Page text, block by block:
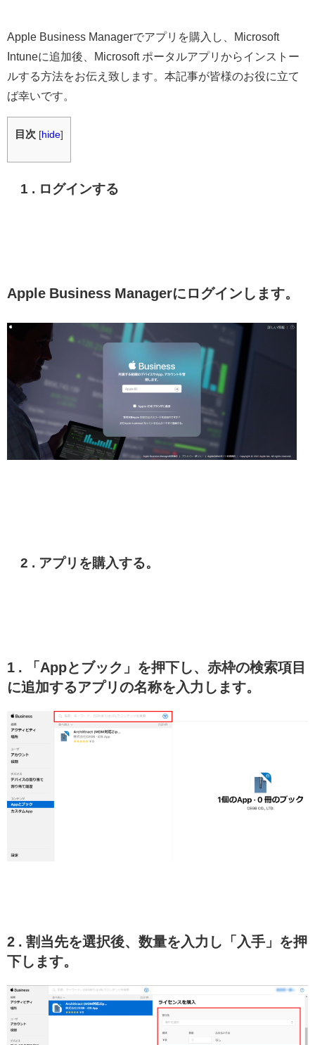
Apple Business Managerでアプリを購入し、Microsoft
Intuneに追加後、Microsoft ポータルアプリからインストー
ルする方法をお伝え致します。本記事が皆様のお役に立て
ば幸いです。
目次 [hide]
1 . ログインする
Apple Business Managerにログインします。
2 . アプリを購入する。
1 . 「Appとブック」を押下し、赤枠の検索項目
に追加するアプリの名称を入力します。
2 . 割当先を選択後、数量を入力し「入手」を押
下します。